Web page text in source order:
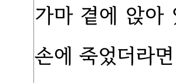
가마 곁에 앉아
손에 죽었더라